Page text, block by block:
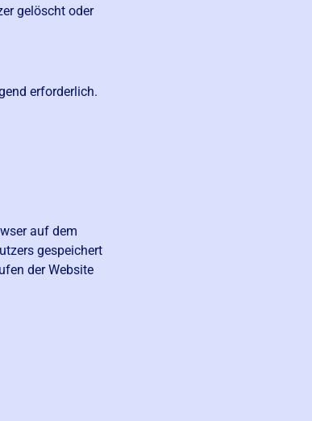
gelöscht oder
erforderlich.
auf dem
gespeichert
der Website